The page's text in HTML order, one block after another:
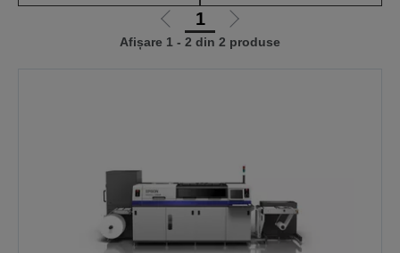
Mergi
la
1
Mergi
la
Afișare 1 - 2 din 2 produse